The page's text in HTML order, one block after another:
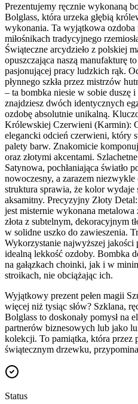
Prezentujemy ręcznie wykonaną
Bolglass, która urzeka głębią
wykonania. Ta wyjątkowa ozdoba
miłośnikach tradycyjnego
Świąteczne arcydzieło z polskiej
opuszczająca naszą manufakturę
pasjonującej pracy ludzkich rąk.
płynnego szkła przez mistrzów
– ta bombka niesie w sobie duszę
znajdziesz dwóch identycznych
ozdobę absolutnie unikalną.
Królewskiej Czerwieni (Karmin):
elegancki odcień czerwieni, który
palety barw. Znakomicie
oraz złotymi akcentami.
Satynowa, pochłaniająca światło
nowoczesny, a zarazem
struktura sprawia, że kolor wydaje
aksamitny. Precyzyjny Złoty
jest misternie wykonana
złota z subtelnym, dekoracyjnym
w solidne uszko do zawieszenia.
Wykorzystanie najwyższej jakości
idealną lekkość ozdoby. Bombka
na gałązkach choinki, jak i w
stroikach, nie obciążając ich.
Wyjątkowy prezent pełen magii
więcej niż tysiąc słów? Szklana,
Bolglass to doskonały pomysł na
partnerów biznesowych lub jako
kolekcji. To pamiątka, która przez
świątecznym drzewku,
Status